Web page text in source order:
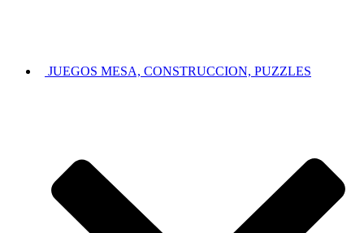
JUEGOS MESA, CONSTRUCCION, PUZZLES